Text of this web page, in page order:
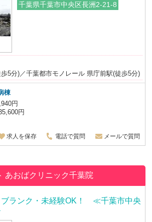
千葉県千葉市中央区長洲2-21-8
5分)／千葉都市モノレール 県庁前駅(徒歩5分)
棟
円
円
求人を保存 電話で質問 メールで質問
あおばクリニック千葉院
ランク・未経験OK！ ≪千葉市中央